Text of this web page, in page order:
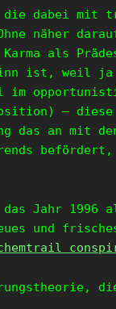
dabei mit
näher
als
ist, weil ja
im
–
das an mit
Jahr 1996
und frisches